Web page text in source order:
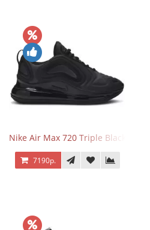
Nike Air Max 720 Triple Black
7190р.